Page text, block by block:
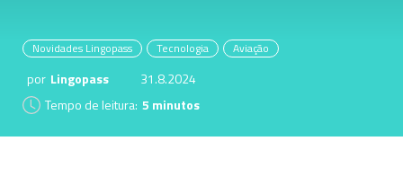
Novidades Lingopass Tecnologia Aviação
por Lingopass
31.8.2024
Tempo de leitura: 5 minutos